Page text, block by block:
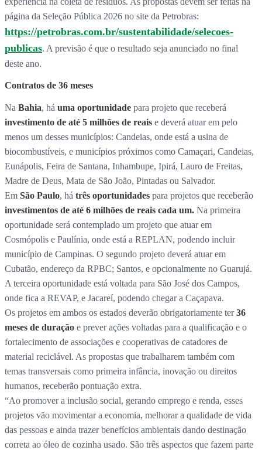
página da Seleção Pública 2026 no site da Petrobras:
https://petrobras.com.br/sustentabilidade/selecoes-
publicas. A previsão é que o resultado seja anunciado no final
deste ano.
Contratos de 36 meses
Na Bahia, há uma oportunidade para projeto que receberá
investimento de até 5 milhões de reais e deverá atuar em pelo
menos um desses municípios: Candeias, onde está a usina de
biocombustíveis, e municípios próximos como Camaçari, Candeias,
Eunápolis, Feira de Santana, Inhambupe, Ipirá, Lauro de Freitas,
Madre de Deus, Mata de São João, Pintadas ou Salvador.
Em São Paulo, há três oportunidades para projetos que receberão
investimentos de até 6 milhões de reais cada um. Na primeira
oportunidade será contemplado um projeto que atuar em
Cosmópolis e Paulínia, onde está a REPLAN, podendo incluir
município de Campinas. O segundo projeto deverá atuar em
Cubatão, endereço da RPBC; Santos, e opcionalmente no Guarujá.
A terceira oportunidade está voltada para São José dos Campos,
onde fica a REVAP, e Jacareí, podendo chegar a Caçapava.
Os projetos em ambos os estados deverão obrigatoriamente ter36
meses de duração e prever ações voltadas para a qualificação e o
fortalecimento de associações e cooperativas de catadores de
material reciclável. As propostas que trabalharem também com
temas transversais como primeira infância, inovação ou direitos
humanos, receberão pontuação extra.
“Ao promover a inclusão social, gerando emprego e renda, esses
projetos vão movimentar a economia, melhorar a qualidade de vida
das pessoas e ainda trazer benefícios ambientais dando destinação
correta ao óleo de cozinha usado. São três aspectos que fazem parte